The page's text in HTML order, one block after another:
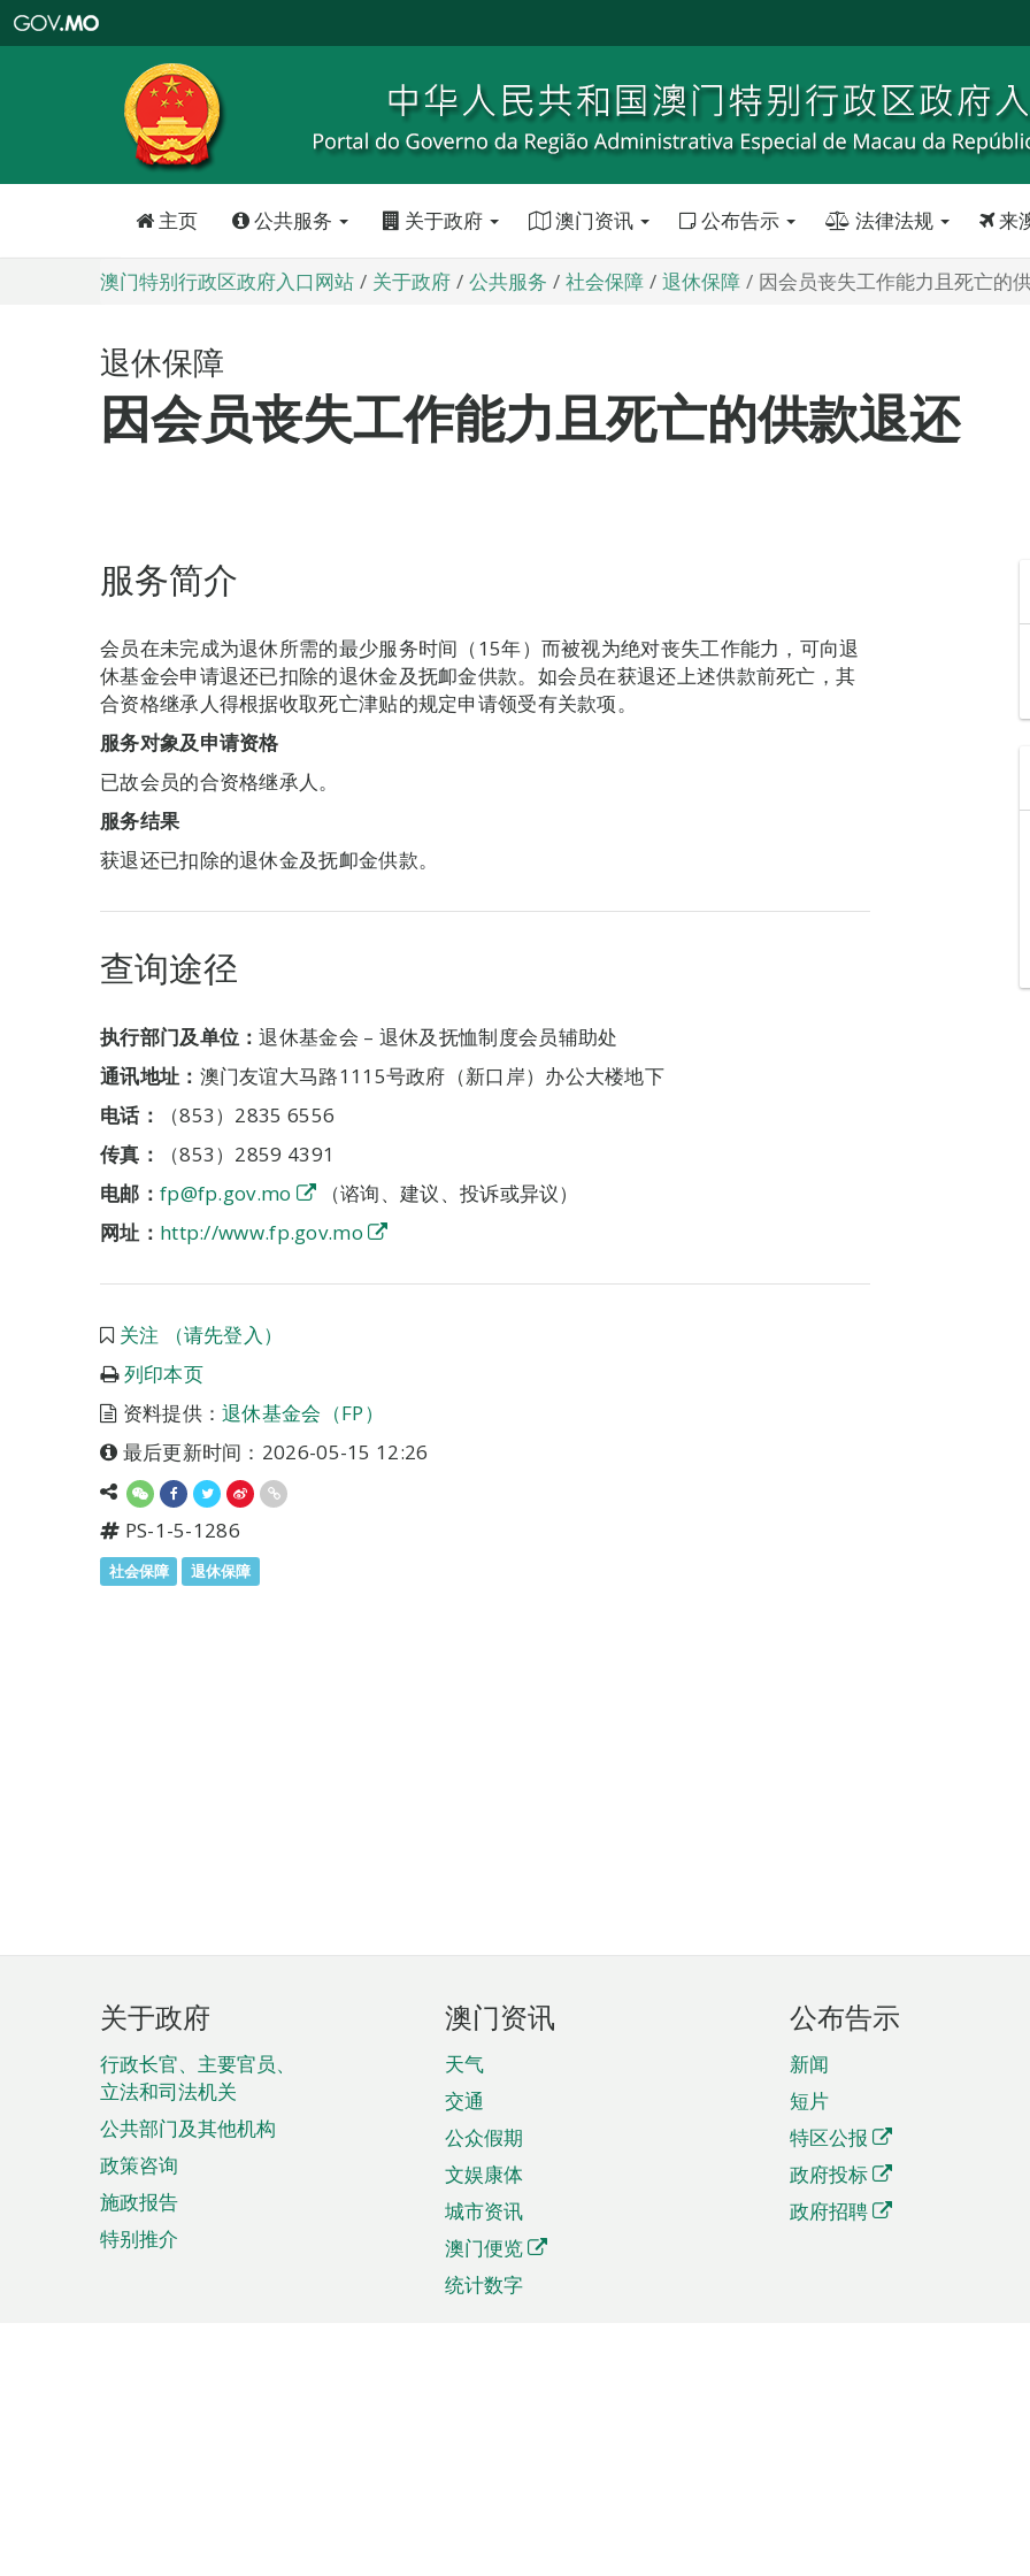
特
政
区
政
口
主页 公共服务 关于政府 澳门资讯 公布告示 法律法规 来
澳门特别行政区政府入口网站 关于政府 公共服务 社会保障 退休保障 因会员丧失工作能力且死亡的
退休保障
因会员丧失工作能力且死亡的供款退还
服务简介
会员在未完成为退休所需的最少服务时间（15年）而被视为绝对丧失工作能力，可向退
休基金会申请退还已扣除的退休金及抚卹金供款。如会员在获退还上述供款前死亡，其
合资格继承人得根据收取死亡津贴的规定申请领受有关款项。
服务对象及申请资格
已故会员的合资格继承人。
服务结果
获退还已扣除的退休金及抚卹金供款。
查询途径
执行部门及单位：退休基金会 – 退休及抚恤制度会员辅助处
通讯地址： 澳门友谊大马路1115号政府（新口岸）办公大楼地下
电话：
（853）2835 6556
传真：
（853）2859 4391
电邮： fp@fp.gov.mo
（谘询、建议、投诉或异议）
网址： http://www.fp.gov.mo
关注 （请先登入）
列印本页
资料提供：退休基金会（FP）
最后更新时间：2026-05-15 12:26
PS-1-5-1286
社会保障 退休保障
页
脚
菜
单
关于政府
行政长官、主要官员、
立法和司法机关
公共部门及其他机构
政策咨询
施政报告
特别推介
澳门资讯
天气
交通
公众假期
文娱康体
城市资讯
澳门便览
统计数字
公布告示
新闻
短片
特区公报
政府投标
政府招聘